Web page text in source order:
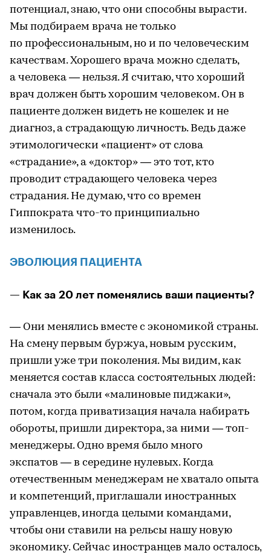
потенциал, знаю, что они способны вырасти.
Мы подбираем врача не только
по профессиональным, но и по человеческим
качествам. Хорошего врача можно сделать,
а человека — нельзя. Я считаю, что хороший
врач должен быть хорошим человеком. Он в
пациенте должен видеть не кошелек и не
диагноз, а страдающую личность. Ведь даже
этимологически «пациент» от слова
«страдание», а «доктор» — это тот, кто
проводит страдающего человека через
страдания. Не думаю, что со времен
Гиппократа что-то принципиально
изменилось.
ЭВОЛЮЦИЯ ПАЦИЕНТА
— Как за 20 лет поменялись ваши пациенты?
— Они менялись вместе с экономикой страны.
На смену первым буржуа, новым русским,
пришли уже три поколения. Мы видим, как
меняется состав класса состоятельных людей:
сначала это были «малиновые пиджаки»,
потом, когда приватизация начала набирать
обороты, пришли директора, за ними — топ-
менеджеры. Одно время было много
экспатов — в середине нулевых. Когда
отечественным менеджерам не хватало опыта
и компетенций, приглашали иностранных
управленцев, иногда целыми командами,
чтобы они ставили на рельсы нашу новую
экономику. Сейчас иностранцев мало осталось,